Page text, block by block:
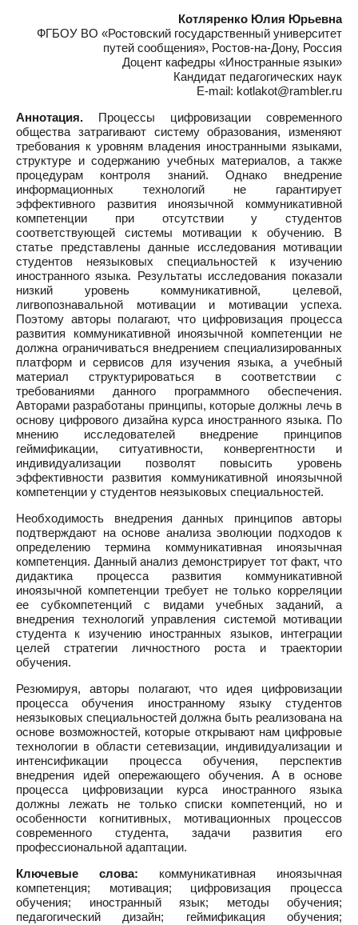
Котляренко Юлия Юрьевна
ФГБОУ ВО «Ростовский государственный университет
путей сообщения», Ростов-на-Дону, Россия
Доцент кафедры «Иностранные языки»
Кандидат педагогических наук
E-mail: kotlakot@rambler.ru
Аннотация. Процессы цифровизации современного
общества затрагивают систему образования, изменяют
требования к уровням владения иностранными языками,
структуре и содержанию учебных материалов, а также
процедурам контроля знаний. Однако внедрение
информационных технологий не гарантирует
эффективного развития иноязычной коммуникативной
компетенции при отсутствии у студентов
соответствующей системы мотивации к обучению. В
статье представлены данные исследования мотивации
студентов неязыковых специальностей к изучению
иностранного языка. Результаты исследования показали
низкий уровень коммуникативной, целевой,
лигвопознавальной мотивации и мотивации успеха.
Поэтому авторы полагают, что цифровизация процесса
развития коммуникативной иноязычной компетенции не
должна ограничиваться внедрением специализированных
платформ и сервисов для изучения языка, а учебный
материал структурироваться в соответствии с
требованиями данного программного обеспечения.
Авторами разработаны принципы, которые должны лечь в
основу цифрового дизайна курса иностранного языка. По
мнению исследователей внедрение принципов
геймификации, ситуативности, конвергентности и
индивидуализации позволят повысить уровень
эффективности развития коммуникативной иноязычной
компетенции у студентов неязыковых специальностей.
Необходимость внедрения данных принципов авторы
подтверждают на основе анализа эволюции подходов к
определению термина коммуникативная иноязычная
компетенция. Данный анализ демонстрирует тот факт, что
дидактика процесса развития коммуникативной
иноязычной компетенции требует не только корреляции
ее субкомпетенций с видами учебных заданий, а
внедрения технологий управления системой мотивации
студента к изучению иностранных языков, интеграции
целей стратегии личностного роста и траектории
обучения.
Резюмируя, авторы полагают, что идея цифровизации
процесса обучения иностранному языку студентов
неязыковых специальностей должна быть реализована на
основе возможностей, которые открывают нам цифровые
технологии в области сетевизации, индивидуализации и
интенсификации процесса обучения, перспектив
внедрения идей опережающего обучения. А в основе
процесса цифровизации курса иностранного языка
должны лежать не только списки компетенций, но и
особенности когнитивных, мотивационных процессов
современного студента, задачи развития его
профессиональной адаптации.
Ключевые слова: коммуникативная иноязычная
компетенция; мотивация; цифровизация процесса
обучения; иностранный язык; методы обучения;
педагогический дизайн; геймификация обучения;